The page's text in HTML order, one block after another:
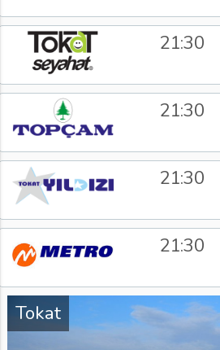
21:30
21:30
21:30
21:30
Tokat